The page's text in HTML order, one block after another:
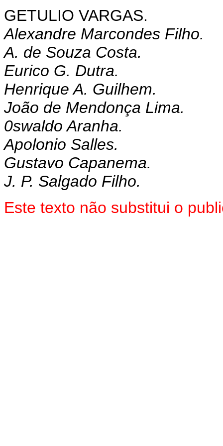
GETULIO VARGAS.
Alexandre Marcondes Filho.
A. de Souza Costa.
Eurico G. Dutra.
Henrique A. Guilhem.
João de Mendonça Lima.
0swaldo Aranha.
Apolonio Salles.
Gustavo Capanema.
J. P. Salgado Filho.
Este texto não substitui o